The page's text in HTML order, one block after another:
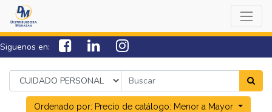
Siguenos en:
7538-0000 sac@lamorazan.com
Ordenado por: Precio de catálogo: Menor a Mayor